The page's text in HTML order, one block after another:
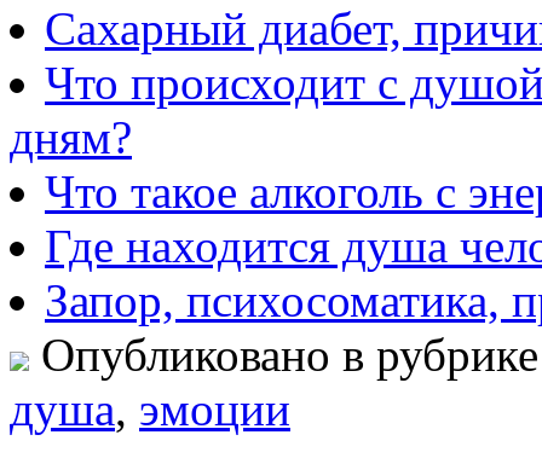
Сахарный диабет,
Что происходит с
дням?
Что такое алкоголь с
Где находится душа
Запор, психосоматика,
Опубликовано в
душа, эмоции